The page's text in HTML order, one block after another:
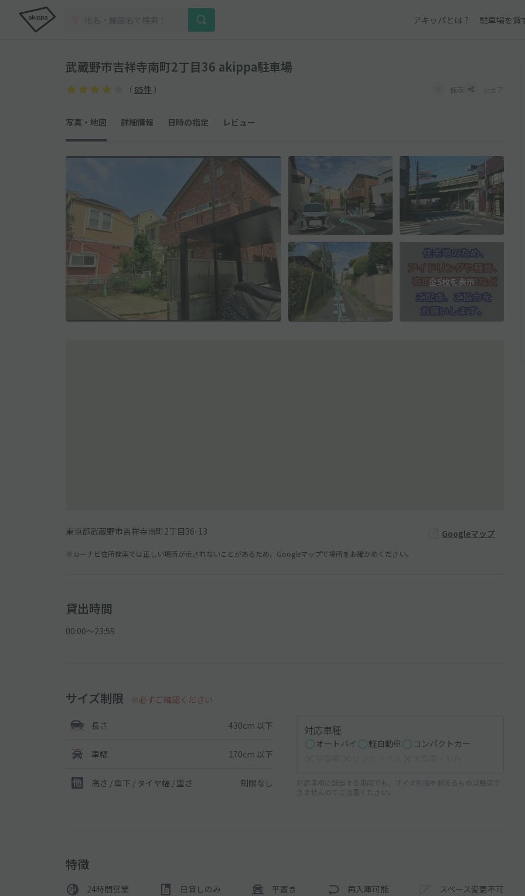
アキッパとは？ 駐車場を貸
武蔵野市吉祥寺南町2丁目36 akippa駐車場
（ 85件 ） 保存 シェア
写真・地図 詳細情報 日時の指定 レビュー
全5枚を表示
東京都武蔵野市吉祥寺南町2丁目36-13 Googleマップ
※カーナビ住所検索では正しい場所が示されないことがあるため、Googleマップで場所をお確かめください。
貸出時間
00:00〜23:59
サイズ制限 ※必ずご確認ください
長さ 430cm 以下
車幅 170cm 以下
高さ / 車下 / タイヤ幅 / 重さ 制限なし
対応車種
オートバイ 軽自動車
コンパクトカー
対応車種に該当する車両でも、サイズ制限を超えるものは駐車で
きませんのでご注意ください。
特徴
24時間営業 日貸しのみ 平置き 再入庫可能 スペース変更不可